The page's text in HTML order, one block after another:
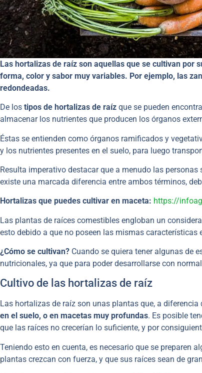
Las hortalizas de raíz son aquellas que se cultivan por
forma, color y sabor muy variables. Por ejemplo, las
redondeadas.
De los tipos de hortalizas de raíz que se pueden
almacenar los nutrientes que producen los órganos
Éstas se entienden como órganos ramificados y
y los nutrientes presentes en el suelo, para luego
Resulta imperativo destacar que a menudo las
existe una marcada diferencia entre ambos términos,
Hortalizas que puedes cultivar en maceta: https://
Las plantas de raíces comestibles engloban un
esto debido a que no poseen las mismas características
¿Cómo se cultivan? Cuando se quiera tener algunas de
nutricionales, ya que para poder desarrollarse con
Cultivo de las hortalizas de raíz
Las hortalizas de raíz son unas plantas que, a diferencia
en el suelo, o en macetas muy profundas. Es posible
que las raíces no crecerían lo suficiente, y por
Teniendo esto en cuenta, es necesario que se preparen
plantas crezcan con fuerza, y que sus raíces sean de